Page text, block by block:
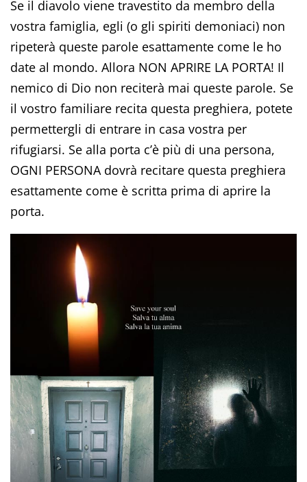
Se il diavolo viene travestito da membro della
vostra famiglia, egli (o gli spiriti demoniaci) non
ripeterà queste parole esattamente come le ho
date al mondo. Allora NON APRIRE LA PORTA! Il
nemico di Dio non reciterà mai queste parole. Se
il vostro familiare recita questa preghiera, potete
permettergli di entrare in casa vostra per
rifugiarsi. Se alla porta c’è più di una persona,
OGNI PERSONA dovrà recitare questa preghiera
esattamente come è scritta prima di aprire la
porta.